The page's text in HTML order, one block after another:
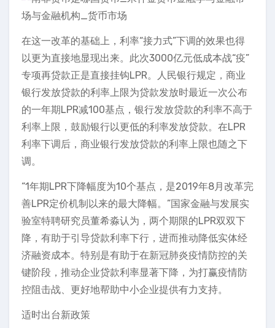
在这一改革的基础上，利率“接力式”下调的效果也得
以更为直接地显现出来。此次3000亿元低成本战“疫”
专项再贷款正是直接挂钩LPR。人民银行规定，商业
银行发放贷款的利率上限为贷款发放时最近一次公布
的一年期LPR减100基点，银行发放贷款的利率不高于
利率上限，鼓励银行以更低的利率发放贷款。在LPR
利率下调后，商业银行发放贷款的利率上限也随之下
调。
“1年期LPR下降幅度为10个基点，是2019年8月改革完
善LPR定价机制以来的最大降幅。”国家金融与发展实
验室特聘研究员董希淼认为，两个期限的LPR双双下
降，有助于引导贷款利率下行，进而推动降低实体经
济融资成本。特别是有助于在新冠肺炎疫情防控的关
键阶段，推动企业贷款利率显著下降，为打赢疫情防
控阻击战、更好地帮助中小企业提供有力支持。
适时出台新政策